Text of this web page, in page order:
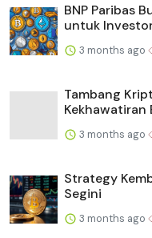
BNP Paribas
untuk Investor
3 months ago
Tambang
Kekhawatiran
3 months ago
Strategy
Segini
3 months ago